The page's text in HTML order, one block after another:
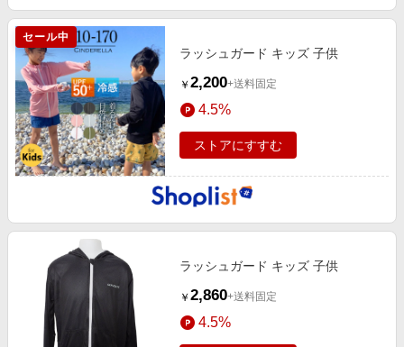
セール中
ラッシュガード キッズ 子供
￥ 2,200+送料固定
4.5%
ストアにすすむ
ラッシュガード キッズ 子供
￥ 2,860+送料固定
4.5%